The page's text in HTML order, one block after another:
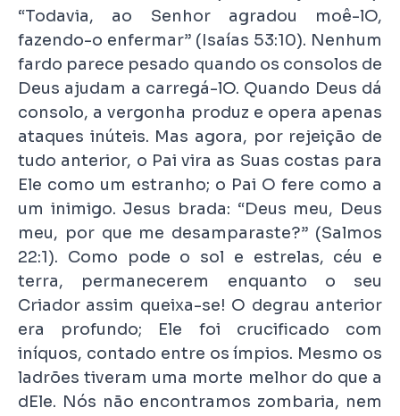
“Todavia, ao Senhor agradou moê-lO,
fazendo-o enfermar” (Isaías 53:10). Nenhum
fardo parece pesado quando os consolos de
Deus ajudam a carregá-lO. Quando Deus dá
consolo, a vergonha produz e opera apenas
ataques inúteis. Mas agora, por rejeição de
tudo anterior, o Pai vira as Suas costas para
Ele como um estranho; o Pai O fere como a
um inimigo. Jesus brada: “Deus meu, Deus
meu, por que me desamparaste?” (Salmos
22:1). Como pode o sol e estrelas, céu e
terra, permanecerem enquanto o seu
Criador assim queixa-se! O degrau anterior
era profundo; Ele foi crucificado com
iníquos, contado entre os ímpios. Mesmo os
ladrões tiveram uma morte melhor do que a
dEle. Nós não encontramos zombaria, nem